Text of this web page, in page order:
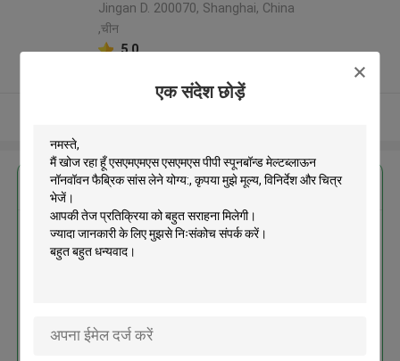
एक संदेश छोड़ें
Jingan D. 200070, Shanghai, China
,चीन
5.0
सबसे उत्तम प्रतिदान प्राप्त करें
एसएमएमएस एसएमएस पीपी स्पूनबॉन्ड